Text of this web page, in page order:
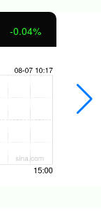
-0.05%